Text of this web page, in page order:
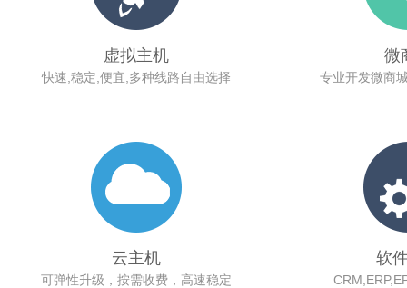
虚拟主机
快速,稳定,便宜,多种线路自由选择
微
专业开发微商
云主机
可弹性升级，按需收费，高速稳定
软